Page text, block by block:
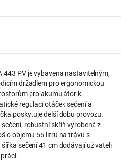
443 PV je vybavena nastavitelným,
držadlem pro ergonomickou
pro akumulátor k
regulaci otáček sečení a
poskytuje delší dobu provozu.
robustní skříň vyrobená z
o objemu 55 litrů na trávu s
sečení 41 cm dodávají uživateli